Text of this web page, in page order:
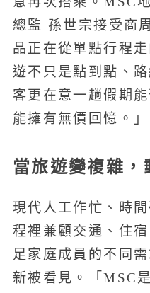
總監 孫世宗接受商
品正在從單點行程
遊不只是點到點、
客更在意一趟假期
能擁有無價回憶。」
當旅遊變複雜，
現代人工作忙、時
程裡兼顧交通、住
足家庭成員的不同
新被看見。「MSC